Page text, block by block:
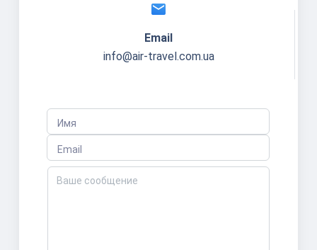
email
Email
info@air-travel.com.ua
Имя
Email